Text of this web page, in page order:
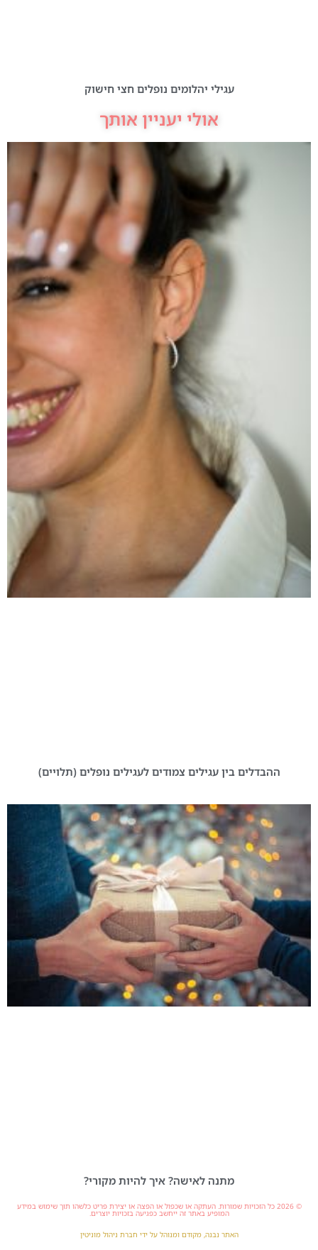
עגילי יהלומים נופלים חצי חישוק
אולי יעניין אותך
ההבדלים בין עגילים צמודים לעגילים נופלים (תלויים)
מתנה לאישה? איך להיות מקורי?
© 2026 כל הזכויות שמורות. העתקה או שכפול או הפצה או יצירת פריט כלשהו תוך שימוש במידע
המופיע באתר זה ייחשב כפגיעה בזכויות יוצרים.
האתר נבנה, מקודם ומנוהל על ידי חברת ניהול מוניטין